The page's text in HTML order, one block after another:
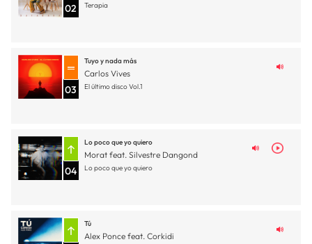
02 Terapia
03
Tuyo y nada más
Carlos Vives
El último disco Vol.1
04
Lo poco que yo quiero
Morat feat. Silvestre Dangond
Lo poco que yo quiero
Tú
Alex Ponce feat. Corkidi